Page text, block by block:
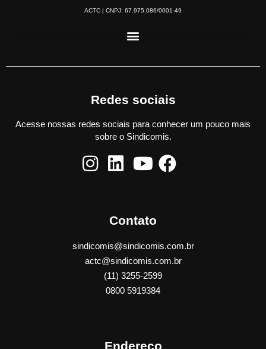
ACTC | CNPJ: 67.975.086/0001-49
Redes sociais
Acesse nossas redes sociais para conhecer um pouco mais
sobre o Sindicomis.
Contato
sindicomis@sindicomis.com.br
actc@sindicomis.com.br
(11) 3255-2599
0800 5919384
Endereço